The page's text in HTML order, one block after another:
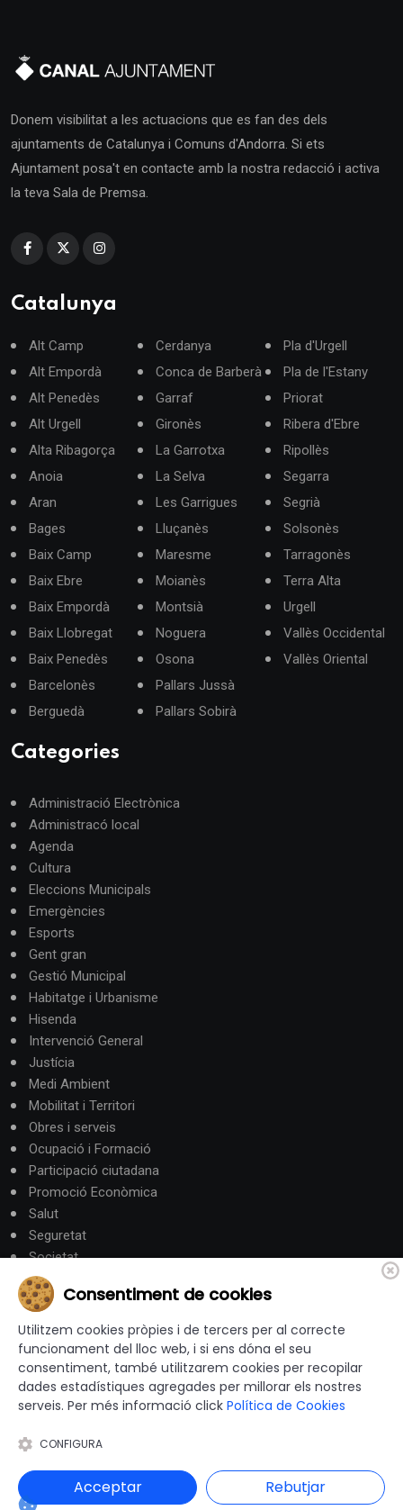
Donem visibilitat a les actuacions que es fan des dels
ajuntaments de Catalunya i Comuns d'Andorra. Si ets
Ajuntament posa't en contacte amb la nostra redacció i activa
la teva Sala de Premsa.
Catalunya
Alt Camp
Alt Empordà
Alt Penedès
Alt Urgell
Alta Ribagorça
Anoia
Aran
Bages
Baix Camp
Baix Ebre
Baix Empordà
Baix Llobregat
Baix Penedès
Barcelonès
Berguedà
Cerdanya
Conca de Barberà
Garraf
Gironès
La Garrotxa
La Selva
Les Garrigues
Lluçanès
Maresme
Moianès
Montsià
Noguera
Osona
Pallars Jussà
Pallars Sobirà
Pla d'Urgell
Pla de l'Estany
Priorat
Ribera d'Ebre
Ripollès
Segarra
Segrià
Solsonès
Tarragonès
Terra Alta
Urgell
Vallès Occidental
Vallès Oriental
Categories
Administració Electrònica
Administracó local
Agenda
Cultura
Eleccions Municipals
Emergències
Esports
Gent gran
Gestió Municipal
Habitatge i Urbanisme
Hisenda
Intervenció General
Justícia
Medi Ambient
Mobilitat i Territori
Obres i serveis
Ocupació i Formació
Participació ciutadana
Promoció Econòmica
Salut
Seguretat
Societat
Turisme
Altres Canals
canalandorra.ad
© 2012-2026 Ajuntaments de Catalunya - Tots els drets
Avís Legal |Política de privacitat|
Política de Cookies| Accessibilitat|
Consentiment de cookies
Utilitzem cookies pròpies i de tercers per al correcte
funcionament del lloc web, i si ens dóna el seu
consentiment, també utilitzarem cookies per recopilar
dades estadístiques agregades per millorar els nostres
serveis. Per més informació click Política de Cookies
CONFIGURA
Acceptar Rebutjar